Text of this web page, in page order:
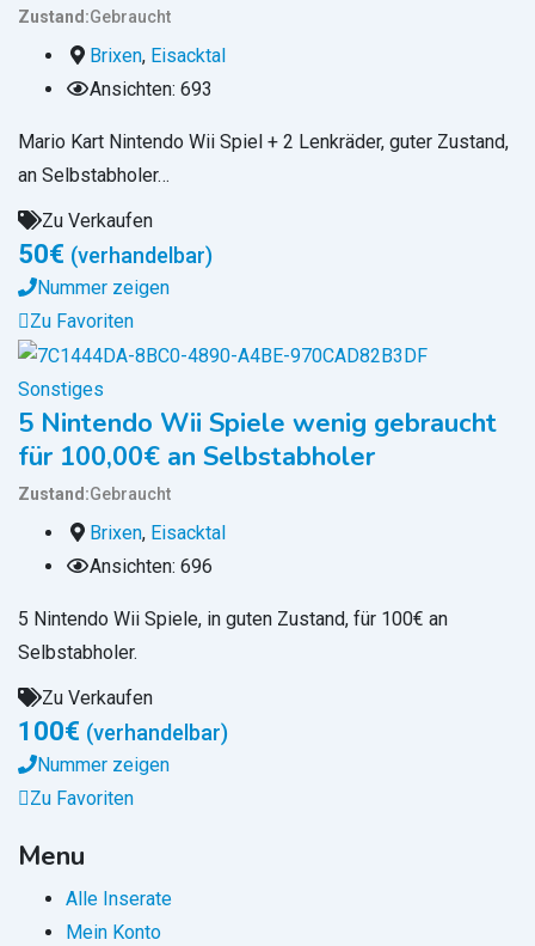
Zustand Gebraucht
Brixen, Eisacktal
Ansichten: 693
Mario Kart Nintendo Wii Spiel + 2 Lenkräder, guter Zustand,
an Selbstabholer…
Zu Verkaufen
50€ (verhandelbar)
Nummer zeigen
Zu Favoriten
Sonstiges
5 Nintendo Wii Spiele wenig gebraucht
für 100,00€ an Selbstabholer
Zustand Gebraucht
Brixen, Eisacktal
Ansichten: 696
5 Nintendo Wii Spiele, in guten Zustand, für 100€ an
Selbstabholer.
Zu Verkaufen
100€ (verhandelbar)
Nummer zeigen
Zu Favoriten
Menu
Alle Inserate
Mein Konto